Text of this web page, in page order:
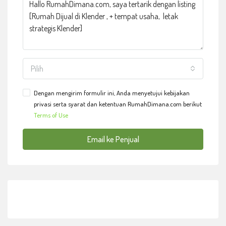
Pilih
Dengan mengirim formulir ini, Anda menyetujui kebijakan
privasi serta syarat dan ketentuan RumahDimana.com berikut
Terms of Use
Email ke Penjual